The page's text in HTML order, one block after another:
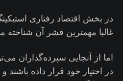
غالبا مهمترین قشر آن شناخته
در اختیار خود قرار داده باشند